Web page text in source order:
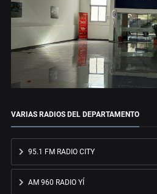
VARIAS RADIOS DEL DEPARTAMENTO
95.1 FM RADIO CITY
AM 960 RADIO YÍ